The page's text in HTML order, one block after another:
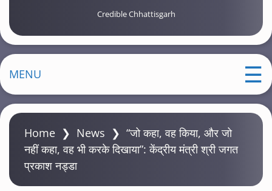
Credible Chhattisgarh
MENU
Home ❯ News ❯ “जो कहा, वह किया, और जो
नहीं कहा, वह भी करके दिखाया”: केंद्रीय मंत्री श्री जगत
प्रकाश नड्डा